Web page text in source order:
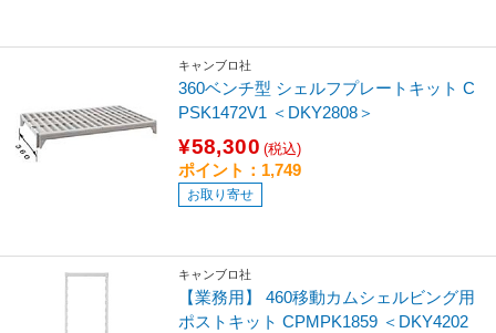
キャンブロ社
360ベンチ型 シェルフプレートキット C
PSK1472V1 ＜DKY2808＞
¥58,300 (税込)
ポイント：1,749
お取り寄せ
キャンブロ社
【業務用】 460移動カムシェルビング用
ポストキット CPMPK1859 ＜DKY4202